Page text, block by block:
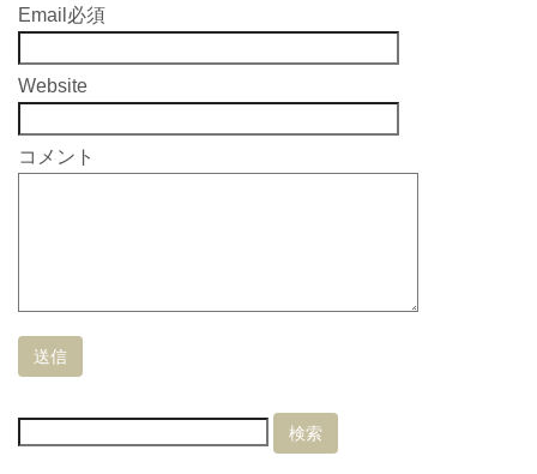
Email 必須
Website
コメント